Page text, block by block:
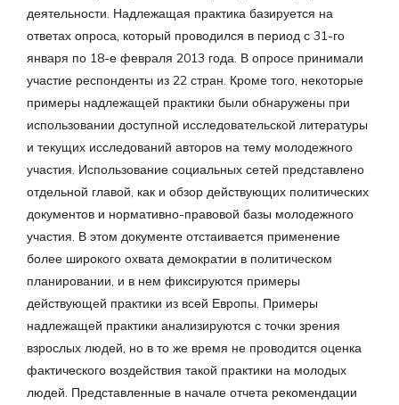
деятельности. Надлежащая практика базируется на
ответах опроса, который проводился в период с 31-го
января по 18-е февраля 2013 года. В опросе принимали
участие респонденты из 22 стран. Кроме того, некоторые
примеры надлежащей практики были обнаружены при
использовании доступной исследовательской литературы
и текущих исследований авторов на тему молодежного
участия. Использование социальных сетей представлено
отдельной главой, как и обзор действующих политических
документов и нормативно-правовой базы молодежного
участия. В этом документе отстаивается применение
более широкого охвата демократии в политическом
планировании, и в нем фиксируются примеры
действующей практики из всей Европы. Примеры
надлежащей практики анализируются с точки зрения
взрослых людей, но в то же время не проводится оценка
фактического воздействия такой практики на молодых
людей. Представленные в начале отчета рекомендации